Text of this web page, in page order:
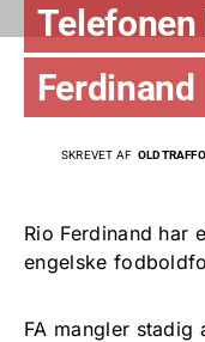
Telefonen
Ferdinand
SKREVET AF
Rio Ferdinand har
engelske
FA mangler